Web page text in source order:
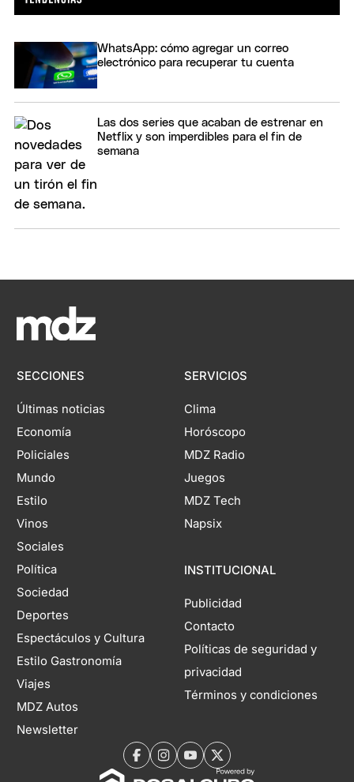
WhatsApp: cómo agregar un correo
electrónico para recuperar tu cuenta
Las dos series que acaban de estrenar en
Netflix y son imperdibles para el fin de
semana
SECCIONES
Últimas noticias
Economía
Policiales
Mundo
Estilo
Vinos
Sociales
Política
Sociedad
Deportes
Espectáculos y Cultura
Estilo Gastronomía
Viajes
MDZ Autos
Newsletter
SERVICIOS
Clima
Horóscopo
MDZ Radio
Juegos
MDZ Tech
Napsix
INSTITUCIONAL
Publicidad
Contacto
Políticas de seguridad y
privacidad
Términos y condiciones